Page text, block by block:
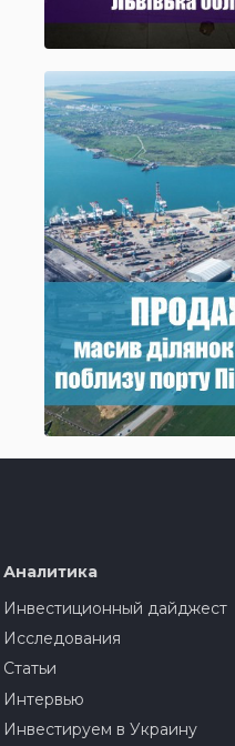
Аналитика
Инвестиционный дайджест
Исследования
Статьи
Интервью
Инвестируем в Украину